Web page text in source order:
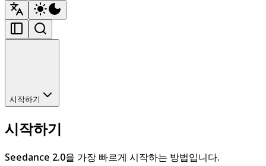
시작하기
시작하기
Seedance 2.0을 가장 빠르게 시작하는 방법입니다.